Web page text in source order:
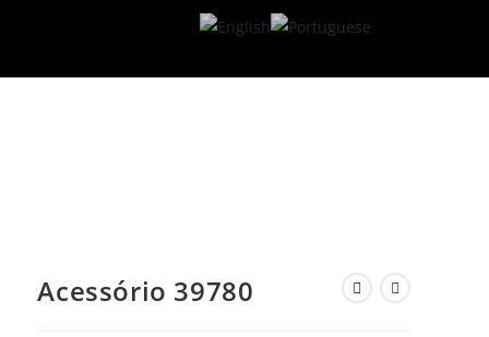
Acessório 39780